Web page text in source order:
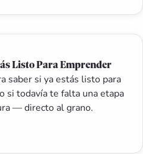
Listo Para Emprender
saber si ya estás listo para
si todavía te falta una etapa
— directo al grano.